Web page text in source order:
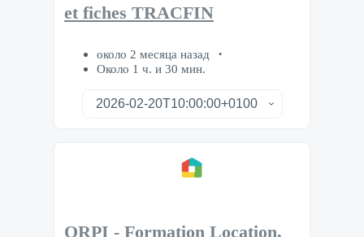
et fiches TRACFIN
около 2 месяца назад
Около 1 ч. и 30 мин.
ORPI - Formation Location,